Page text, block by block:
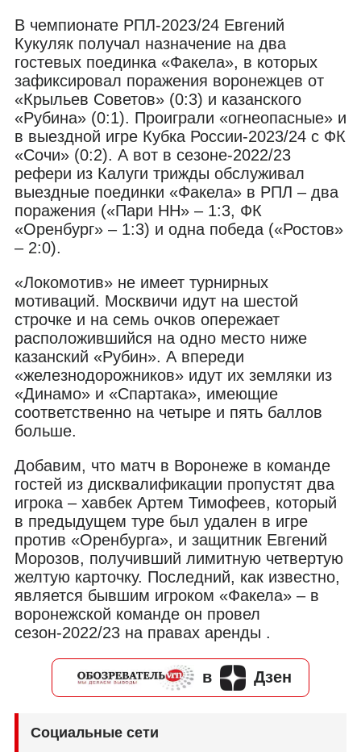
В чемпионате РПЛ-2023/24 Евгений
Кукуляк получал назначение на два
гостевых поединка «Факела», в которых
зафиксировал поражения воронежцев от
«Крыльев Советов» (0:3) и казанского
«Рубина» (0:1). Проиграли «огнеопасные» и
в выездной игре Кубка России-2023/24 с ФК
«Сочи» (0:2). А вот в сезоне-2022/23
рефери из Калуги трижды обслуживал
выездные поединки «Факела» в РПЛ – два
поражения («Пари НН» – 1:3, ФК
«Оренбург» – 1:3) и одна победа («Ростов»
– 2:0).
«Локомотив» не имеет турнирных
мотиваций. Москвичи идут на шестой
строчке и на семь очков опережает
расположившийся на одно место ниже
казанский «Рубин». А впереди
«железнодорожников» идут их земляки из
«Динамо» и «Спартака», имеющие
соответственно на четыре и пять баллов
больше.
Добавим, что матч в Воронеже в команде
гостей из дисквалификации пропустят два
игрока – хавбек Артем Тимофеев, который
в предыдущем туре был удален в игре
против «Оренбурга», и защитник Евгений
Морозов, получивший лимитную четвертую
желтую карточку. Последний, как известно,
является бывшим игроком «Факела» – в
воронежской команде он провел
сезон-2022/23 на правах аренды .
в Дзен
Социальные сети